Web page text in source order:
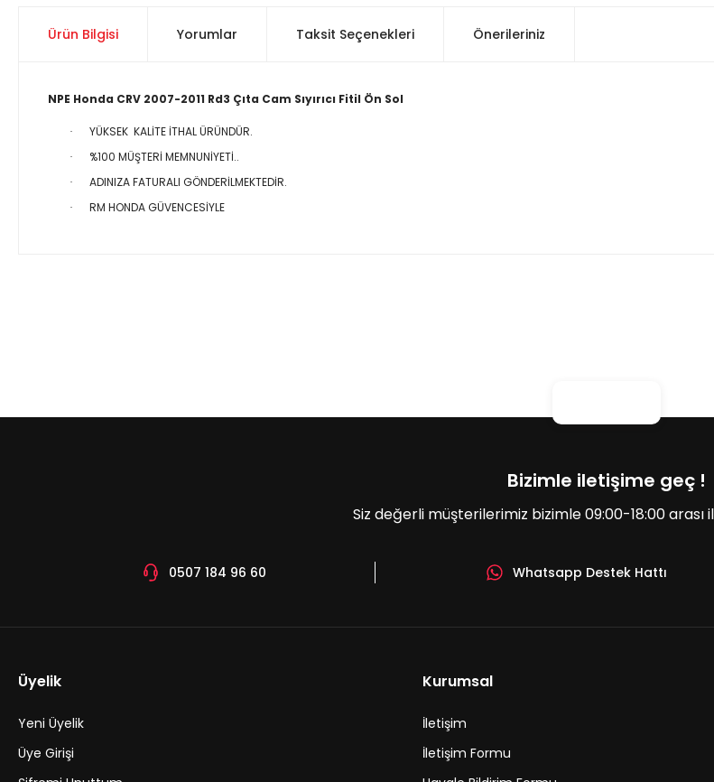
Ürün Bilgisi Yorumlar Taksit Seçenekleri Önerileriniz
NPE Honda CRV 2007-2011 Rd3 Çıta Cam Sıyırıcı Fitil Ön Sol
· YÜKSEK KALİTE İTHAL ÜRÜNDÜR.
· %100 MÜŞTERİ MEMNUNİYETİ..
· ADINIZA FATURALI GÖNDERİLMEKTEDİR.
· RM HONDA GÜVENCESİYLE
Gönder
Bizimle iletişime geç !
Siz değerli müşterilerimiz bizimle 09:00-18:00 arası
0507 184 96 60 Whatsapp Destek Hattı
Üyelik
Yeni Üyelik
Üye Girişi
Kurumsal
İletişim
İletişim Formu